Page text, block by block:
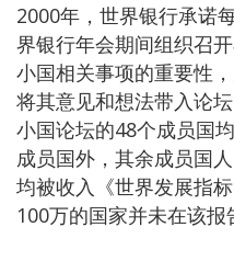
2000年，世界银行承诺
界银行年会期间组织召
小国相关事项的重要性
将其意见和想法带入论
小国论坛的48个成员国
成员国外，其余成员国
均被收入《世界发展指
100万的国家并未在该报